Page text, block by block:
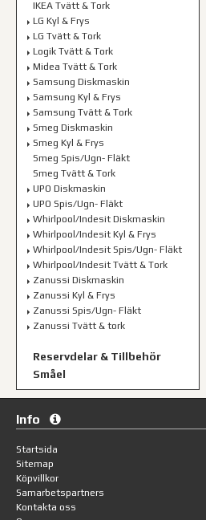
IKEA Tvätt & Tork
LG Kyl & Frys
LG Tvätt & Tork
Logik Tvätt & Tork
Midea Tvätt & Tork
Samsung Diskmaskin
Samsung Kyl & Frys
Samsung Tvätt & Tork
Smeg Diskmaskin
Smeg Kyl & Frys
Smeg Spis/Ugn- Fläkt
Smeg Tvätt & Tork
UPO Diskmaskin
UPO Spis/Ugn- Fläkt
Whirlpool/Indesit Diskmaskin
Whirlpool/Indesit Kyl & Frys
Whirlpool/Indesit Spis/Ugn- Fläkt
Whirlpool/Indesit Tvätt & Tork
Zanussi Diskmaskin
Zanussi Kyl & Frys
Zanussi Spis/Ugn- Fläkt
Zanussi Tvätt & tork
Reservdelar & Tillbehör
Småel
Info
Startsida
Sitemap
Köpvillkor
Samarbetspartners
Kontakta oss